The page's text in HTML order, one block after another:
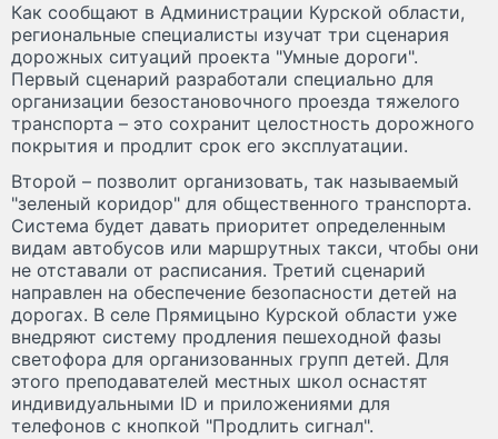
Как сообщают в Администрации Курской области,
региональные специалисты изучат три сценария
дорожных ситуаций проекта "Умные дороги".
Первый сценарий разработали специально для
организации безостановочного проезда тяжелого
транспорта – это сохранит целостность дорожного
покрытия и продлит срок его эксплуатации.
Второй – позволит организовать, так называемый
"зеленый коридор" для общественного транспорта.
Система будет давать приоритет определенным
видам автобусов или маршрутных такси, чтобы они
не отставали от расписания. Третий сценарий
направлен на обеспечение безопасности детей на
дорогах. В селе Прямицыно Курской области уже
внедряют систему продления пешеходной фазы
светофора для организованных групп детей. Для
этого преподавателей местных школ оснастят
индивидуальными ID и приложениями для
телефонов с кнопкой "Продлить сигнал".